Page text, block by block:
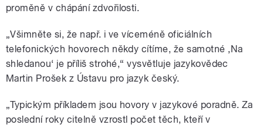
proměně v chápání zdvořilosti.
„Všimněte si, že např. i ve víceméně oficiálních
telefonických hovorech někdy cítíme, že samotné ‚Na
shledanou‘ je příliš strohé,“ vysvětluje jazykovědec
Martin Prošek z Ústavu pro jazyk český.
„Typickým příkladem jsou hovory v jazykové poradně. Za
poslední roky citelně vzrostl počet těch, kteří v